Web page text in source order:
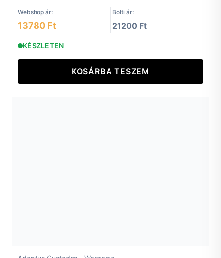
Webshop ár: Bolti ár:
13780 Ft 21200 Ft
KÉSZLETEN
KOSÁRBA TESZEM